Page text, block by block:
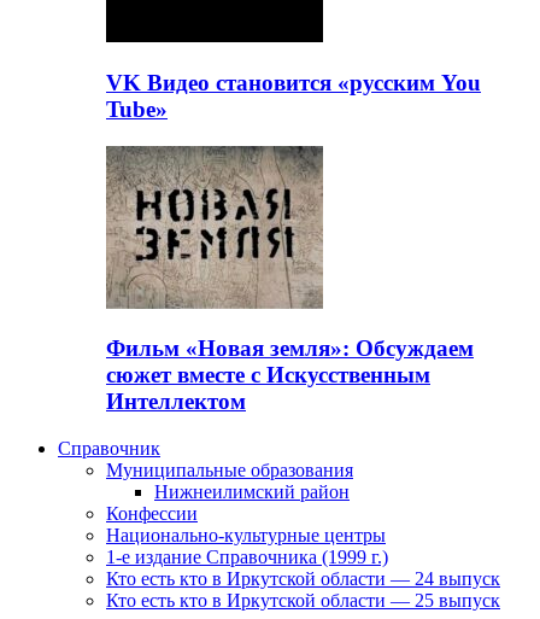
VK Видео становится «русским You
Tube»
Фильм «Новая земля»: Обсуждаем
сюжет вместе с Искусственным
Интеллектом
Справочник
Муниципальные образования
Нижнеилимский район
Конфессии
Национально-культурные центры
1-е издание Справочника (1999 г.)
Кто есть кто в Иркутской области — 24 выпуск
Кто есть кто в Иркутской области — 25 выпуск